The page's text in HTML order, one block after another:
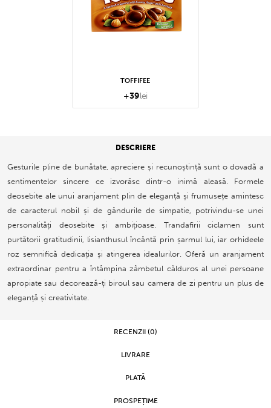
TOFFIFEE
+39lei
DESCRIERE
Gesturile pline de bunătate, apreciere și recunoștință sunt o dovadă a
sentimentelor sincere ce izvorăsc dintr-o inimă aleasă. Formele
deosebite ale unui aranjament plin de eleganță și frumusețe amintesc
de caracterul nobil și de gândurile de simpatie, potrivindu-se unei
personalități deosebite și ambițioase. Trandafirii ciclamen sunt
purtătorii gratitudinii, lisianthusul încântă prin șarmul lui, iar orhideele
roz semnifică dedicația și atingerea idealurilor. Oferă un aranjament
extraordinar pentru a întâmpina zâmbetul călduros al unei persoane
apropiate sau decorează-ți biroul sau camera de zi pentru un plus de
eleganță și creativitate.
RECENZII (0)
LIVRARE
PLATĂ
PROSPEȚIME